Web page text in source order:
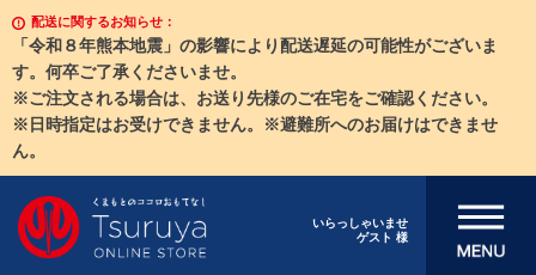
配送に関するお知らせ：
「令和８年熊本地震」の影響により配送遅延の可能性がございま
す。何卒ご了承くださいませ。
※ご注文される場合は、お送り先様のご在宅をご確認ください。
※日時指定はお受けできません。※避難所へのお届けはできませ
ん。
いらっしゃいませ
ゲスト 様
メニューを開